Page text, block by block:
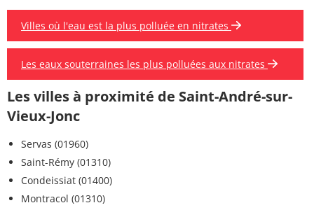
Villes où l'eau est la plus polluée en nitrates
Les eaux souterraines les plus polluées aux nitrates
Les villes à proximité de Saint-André-sur-
Vieux-Jonc
Servas (01960)
Saint-Rémy (01310)
Condeissiat (01400)
Montracol (01310)